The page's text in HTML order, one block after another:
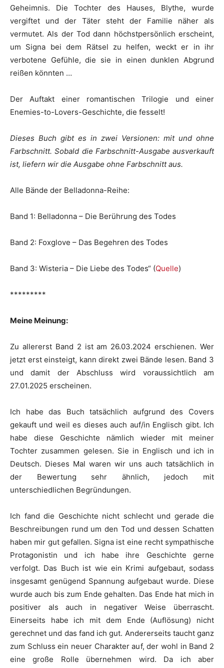
Geheimnis. Die Tochter des Hauses, Blythe, wurde
vergiftet und der Täter steht der Familie näher als
vermutet. Als der Tod dann höchstpersönlich erscheint,
um Signa bei dem Rätsel zu helfen, weckt er in ihr
verbotene Gefühle, die sie in einen dunklen Abgrund
reißen könnten …
Der Auftakt einer romantischen Trilogie und einer
Enemies-to-Lovers-Geschichte, die fesselt!
Dieses Buch gibt es in zwei Versionen: mit und ohne
Farbschnitt. Sobald die Farbschnitt-Ausgabe ausverkauft
ist, liefern wir die Ausgabe ohne Farbschnitt aus.
Alle Bände der Belladonna-Reihe:
Band 1: Belladonna – Die Berührung des Todes
Band 2: Foxglove – Das Begehren des Todes
Band 3: Wisteria – Die Liebe des Todes“ (Quelle)
*********
Meine Meinung:
Zu allererst Band 2 ist am 26.03.2024 erschienen. Wer
jetzt erst einsteigt, kann direkt zwei Bände lesen. Band 3
und damit der Abschluss wird voraussichtlich am
27.01.2025 erscheinen.
Ich habe das Buch tatsächlich aufgrund des Covers
gekauft und weil es dieses auch auf/in Englisch gibt. Ich
habe diese Geschichte nämlich wieder mit meiner
Tochter zusammen gelesen. Sie in Englisch und ich in
Deutsch. Dieses Mal waren wir uns auch tatsächlich in
der Bewertung sehr ähnlich, jedoch mit
unterschiedlichen Begründungen.
Ich fand die Geschichte nicht schlecht und gerade die
Beschreibungen rund um den Tod und dessen Schatten
haben mir gut gefallen. Signa ist eine recht sympathische
Protagonistin und ich habe ihre Geschichte gerne
verfolgt. Das Buch ist wie ein Krimi aufgebaut, sodass
insgesamt genügend Spannung aufgebaut wurde. Diese
wurde auch bis zum Ende gehalten. Das Ende hat mich in
positiver als auch in negativer Weise überrascht.
Einerseits habe ich mit dem Ende (Auflösung) nicht
gerechnet und das fand ich gut. Andererseits taucht ganz
zum Schluss ein neuer Charakter auf, der wohl in Band 2
eine große Rolle übernehmen wird. Da ich aber